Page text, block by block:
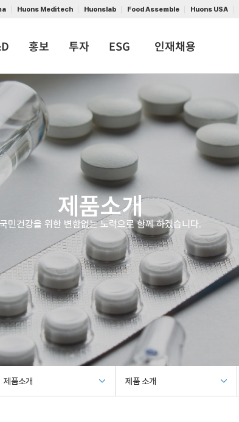
Huons Meditech Huonslab Food Assemble Huons USA
홍보 투자 ESG 인재채용
제품소개
국민건강을 위한 변함없는 노력으로 함께 하겠습니다.
제품소개 제품 소개